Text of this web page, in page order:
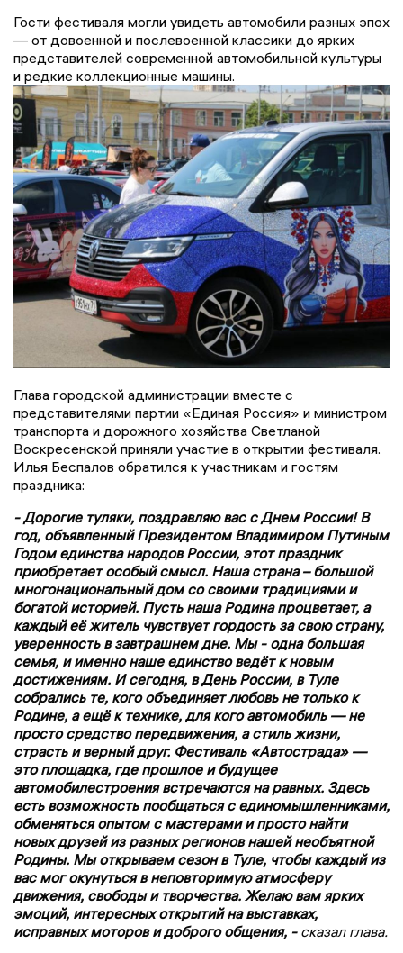
Гости фестиваля могли увидеть автомобили разных эпох
— от довоенной и послевоенной классики до ярких
представителей современной автомобильной культуры
и редкие коллекционные машины.
Глава городской администрации вместе с
представителями партии «Единая Россия» и министром
транспорта и дорожного хозяйства Светланой
Воскресенской приняли участие в открытии фестиваля.
Илья Беспалов обратился к участникам и гостям
праздника:
- Дорогие туляки, поздравляю вас с Днем России! В
год, объявленный Президентом Владимиром Путиным
Годом единства народов России, этот праздник
приобретает особый смысл. Наша страна – большой
многонациональный дом со своими традициями и
богатой историей. Пусть наша Родина процветает, а
каждый её житель чувствует гордость за свою страну,
уверенность в завтрашнем дне. Мы - одна большая
семья, и именно наше единство ведёт к новым
достижениям. И сегодня, в День России, в Туле
собрались те, кого объединяет любовь не только к
Родине, а ещё к технике, для кого автомобиль — не
просто средство передвижения, а стиль жизни,
страсть и верный друг. Фестиваль «Автострада» —
это площадка, где прошлое и будущее
автомобилестроения встречаются на равных. Здесь
есть возможность пообщаться с единомышленниками,
обменяться опытом с мастерами и просто найти
новых друзей из разных регионов нашей необъятной
Родины. Мы открываем сезон в Туле, чтобы каждый из
вас мог окунуться в неповторимую атмосферу
движения, свободы и творчества. Желаю вам ярких
эмоций, интересных открытий на выставках,
исправных моторов и доброго общения, - сказал глава.